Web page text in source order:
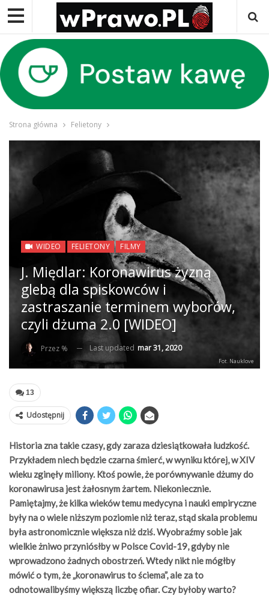
Strona główna Felietony
WIDEO FELIETONY FILMY
J. Międlar: Koronawirus żyzną
glebą dla spiskowców i
zastraszanie terminem wyborów,
czyli dżuma 2.0 [WIDEO]
Przez % Last updated mar 31, 2020
Fot. Nauklove
13
Udostępnij
Historia zna takie czasy, gdy zaraza dziesiątkowała ludzkość.
Przykładem niech będzie czarna śmierć, w wyniku której, w XIV
wieku zginęły miliony. Ktoś powie, że porównywanie dżumy do
koronawirusa jest żałosnym żartem. Niekoniecznie.
Pamiętajmy, że kilka wieków temu medycyna i nauki empiryczne
były na o wiele niższym poziomie niż teraz, stąd skala problemu
była astronomicznie większa niż dziś. Wyobraźmy sobie jak
wielkie żniwo przyniósłby w Polsce Covid-19, gdyby nie
wprowadzono żadnych obostrzeń. Wtedy nikt nie mógłby
mówić o tym, że „koronawirus to ściema”, ale za to
odnotowalibyśmy większą liczbę ofiar. Czy byłoby warto?